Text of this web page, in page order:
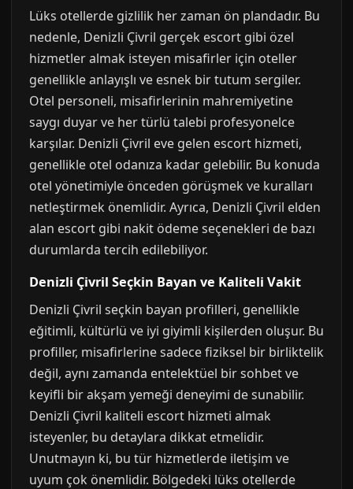
Lüks otellerde gizlilik her zaman ön plandadır. Bu
nedenle, Denizli Çivril gerçek escort gibi özel
hizmetler almak isteyen misafirler için oteller
genellikle anlayışlı ve esnek bir tutum sergiler.
Otel personeli, misafirlerinin mahremiyetine
saygı duyar ve her türlü talebi profesyonelce
karşılar. Denizli Çivril eve gelen escort hizmeti,
genellikle otel odanıza kadar gelebilir. Bu konuda
otel yönetimiyle önceden görüşmek ve kuralları
netleştirmek önemlidir. Ayrıca, Denizli Çivril elden
alan escort gibi nakit ödeme seçenekleri de bazı
durumlarda tercih edilebiliyor.
Denizli Çivril Seçkin Bayan ve Kaliteli Vakit
Denizli Çivril seçkin bayan profilleri, genellikle
eğitimli, kültürlü ve iyi giyimli kişilerden oluşur. Bu
profiller, misafirlerine sadece fiziksel bir birliktelik
değil, aynı zamanda entelektüel bir sohbet ve
keyifli bir akşam yemeği deneyimi de sunabilir.
Denizli Çivril kaliteli escort hizmeti almak
isteyenler, bu detaylara dikkat etmelidir.
Unutmayın ki, bu tür hizmetlerde iletişim ve
uyum çok önemlidir. Bölgedeki lüks otellerde